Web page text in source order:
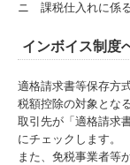
ニ 課税仕入れに係
インボイス制度
適格請求書等保存方
税額控除の対象とな
取引先が「適格請求
にチェックします。
また、免税事業者等